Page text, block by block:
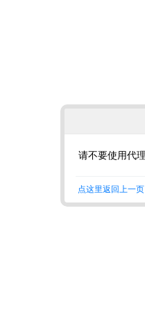
请不要使用代
点这里返回上一页